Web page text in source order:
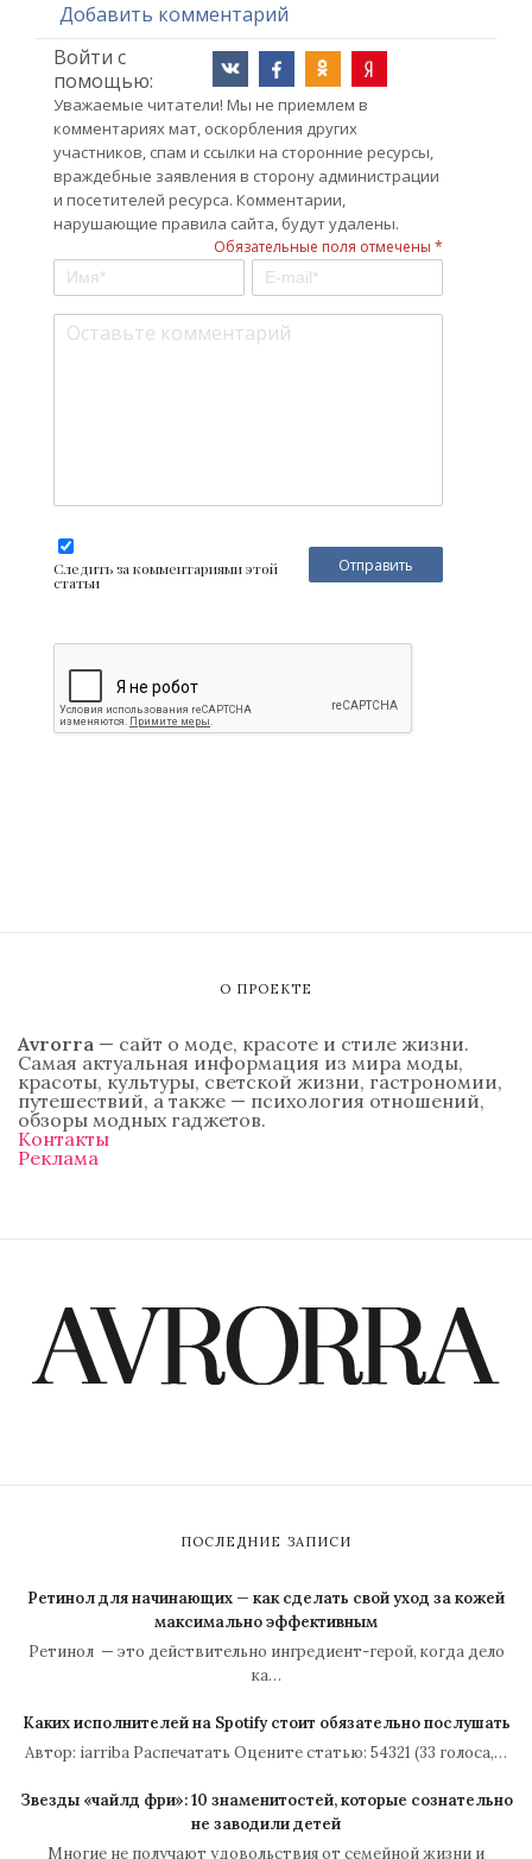
Добавить комментарий
Войти с
помощью:
Уважаемые читатели! Мы не приемлем в
комментариях мат, оскорбления других
участников, спам и ссылки на сторонние ресурсы,
враждебные заявления в сторону администрации
и посетителей ресурса. Комментарии,
нарушающие правила сайта, будут удалены.
Обязательные поля отмечены *
Следить за комментариями этой
статьи
О ПРОЕКТЕ
Avrorra — сайт о моде, красоте и стиле жизни.
Самая актуальная информация из мира моды,
красоты, культуры, светской жизни, гастрономии,
путешествий, а также — психология отношений,
обзоры модных гаджетов.
Контакты
Реклама
ПОСЛЕДНИЕ ЗАПИСИ
Ретинол для начинающих — как сделать свой уход за кожей
максимально эффективным
Ретинол — это действительно ингредиент-герой, когда дело
ка…
Каких исполнителей на Spotify стоит обязательно послушать
Автор: iarriba Распечатать Оцените статью: 54321 (33 голоса,…
Звезды «чайлд фри»: 10 знаменитостей, которые сознательно
не заводили детей
Многие не получают удовольствия от семейной жизни и